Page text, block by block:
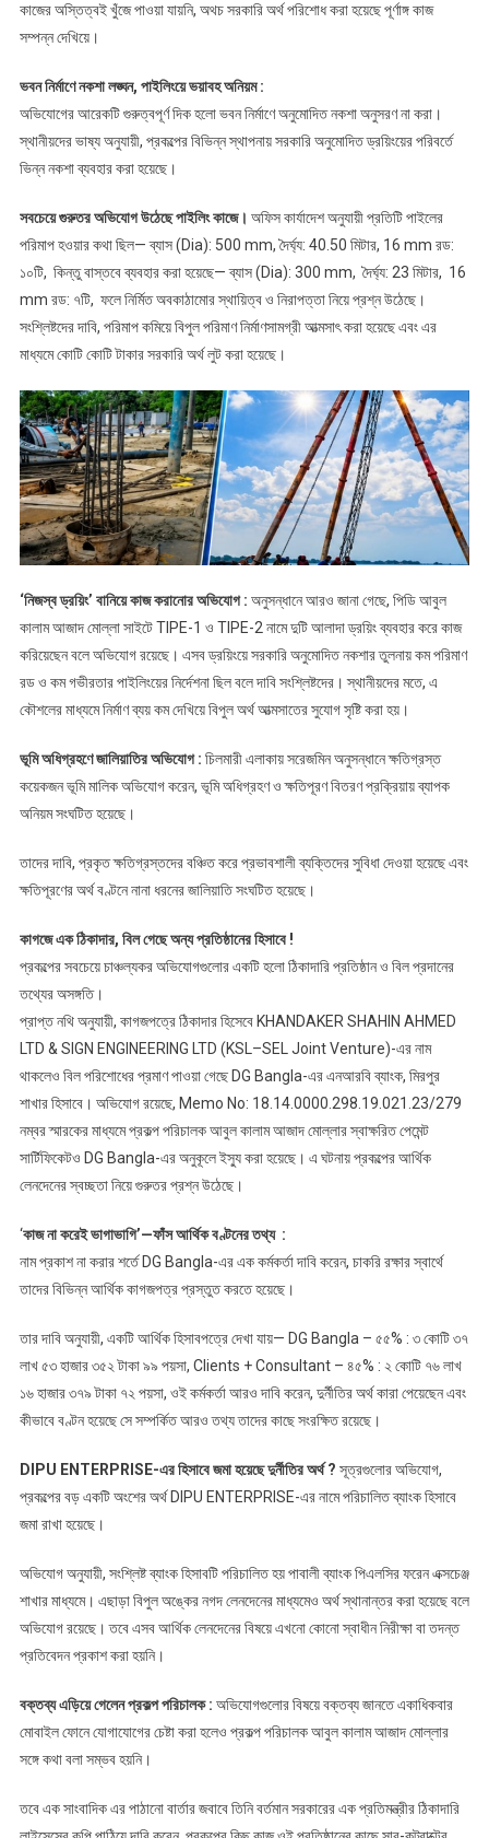
কাজের অস্তিত্বই খুঁজে পাওয়া যায়নি, অথচ সরকারি অর্থ পরিশোধ করা হয়েছে পূর্ণাঙ্গ কাজ
সম্পন্ন দেখিয়ে।
ভবন নির্মাণে নকশা লঙ্ঘন, পাইলিংয়ে ভয়াবহ অনিয়ম :
অভিযোগের আরেকটি গুরুত্বপূর্ণ দিক হলো ভবন নির্মাণে অনুমোদিত নকশা অনুসরণ না করা।
স্থানীয়দের ভাষ্য অনুযায়ী, প্রকল্পের বিভিন্ন স্থাপনায় সরকারি অনুমোদিত ড্রয়িংয়ের পরিবর্তে
ভিন্ন নকশা ব্যবহার করা হয়েছে।
সবচেয়ে গুরুতর অভিযোগ উঠেছে পাইলিং কাজে। অফিস কার্যাদেশ অনুযায়ী প্রতিটি পাইলের
পরিমাপ হওয়ার কথা ছিল— ব্যাস (Dia): 500 mm, দৈর্ঘ্য: 40.50 মিটার, 16 mm রড:
১০টি, কিন্তু বাস্তবে ব্যবহার করা হয়েছে— ব্যাস (Dia): 300 mm, দৈর্ঘ্য: 23 মিটার, 16
mm রড: ৭টি, ফলে নির্মিত অবকাঠামোর স্থায়িত্ব ও নিরাপত্তা নিয়ে প্রশ্ন উঠেছে।
সংশ্লিষ্টদের দাবি, পরিমাপ কমিয়ে বিপুল পরিমাণ নির্মাণসামগ্রী আত্মসাৎ করা হয়েছে এবং এর
মাধ্যমে কোটি কোটি টাকার সরকারি অর্থ লুট করা হয়েছে।
‘নিজস্ব ড্রয়িং’ বানিয়ে কাজ করানোর অভিযোগ : অনুসন্ধানে আরও জানা গেছে, পিডি আবুল
কালাম আজাদ মোল্লা সাইটে TIPE-1 ও TIPE-2 নামে দুটি আলাদা ড্রয়িং ব্যবহার করে কাজ
করিয়েছেন বলে অভিযোগ রয়েছে। এসব ড্রয়িংয়ে সরকারি অনুমোদিত নকশার তুলনায় কম পরিমাণ
রড ও কম গভীরতার পাইলিংয়ের নির্দেশনা ছিল বলে দাবি সংশ্লিষ্টদের। স্থানীয়দের মতে, এ
কৌশলের মাধ্যমে নির্মাণ ব্যয় কম দেখিয়ে বিপুল অর্থ আত্মসাতের সুযোগ সৃষ্টি করা হয়।
ভূমি অধিগ্রহণে জালিয়াতির অভিযোগ : চিলমারী এলাকায় সরেজমিন অনুসন্ধানে ক্ষতিগ্রস্ত
কয়েকজন ভূমি মালিক অভিযোগ করেন, ভূমি অধিগ্রহণ ও ক্ষতিপূরণ বিতরণ প্রক্রিয়ায় ব্যাপক
অনিয়ম সংঘটিত হয়েছে।
তাদের দাবি, প্রকৃত ক্ষতিগ্রস্তদের বঞ্চিত করে প্রভাবশালী ব্যক্তিদের সুবিধা দেওয়া হয়েছে এবং
ক্ষতিপূরণের অর্থ বণ্টনে নানা ধরনের জালিয়াতি সংঘটিত হয়েছে।
কাগজে এক ঠিকাদার, বিল গেছে অন্য প্রতিষ্ঠানের হিসাবে !
প্রকল্পের সবচেয়ে চাঞ্চল্যকর অভিযোগগুলোর একটি হলো ঠিকাদারি প্রতিষ্ঠান ও বিল প্রদানের
তথ্যের অসঙ্গতি।
প্রাপ্ত নথি অনুযায়ী, কাগজপত্রে ঠিকাদার হিসেবে KHANDAKER SHAHIN AHMED
LTD & SIGN ENGINEERING LTD (KSL–SEL Joint Venture)-এর নাম
থাকলেও বিল পরিশোধের প্রমাণ পাওয়া গেছে DG Bangla-এর এনআরবি ব্যাংক, মিরপুর
শাখার হিসাবে। অভিযোগ রয়েছে, Memo No: 18.14.0000.298.19.021.23/279
নম্বর স্মারকের মাধ্যমে প্রকল্প পরিচালক আবুল কালাম আজাদ মোল্লার স্বাক্ষরিত পেমেন্ট
সার্টিফিকেটও DG Bangla-এর অনুকূলে ইস্যু করা হয়েছে। এ ঘটনায় প্রকল্পের আর্থিক
লেনদেনের স্বচ্ছতা নিয়ে গুরুতর প্রশ্ন উঠেছে।
‘কাজ না করেই ভাগাভাগি’—ফাঁস আর্থিক বণ্টনের তথ্য :
নাম প্রকাশ না করার শর্তে DG Bangla-এর এক কর্মকর্তা দাবি করেন, চাকরি রক্ষার স্বার্থে
তাদের বিভিন্ন আর্থিক কাগজপত্র প্রস্তুত করতে হয়েছে।
তার দাবি অনুযায়ী, একটি আর্থিক হিসাবপত্রে দেখা যায়— DG Bangla – ৫৫% : ৩ কোটি ৩৭
লাখ ৫৩ হাজার ৩৫২ টাকা ৯৯ পয়সা, Clients + Consultant – ৪৫% : ২ কোটি ৭৬ লাখ
১৬ হাজার ৩৭৯ টাকা ৭২ পয়সা, ওই কর্মকর্তা আরও দাবি করেন, দুর্নীতির অর্থ কারা পেয়েছেন এবং
কীভাবে বণ্টন হয়েছে সে সম্পর্কিত আরও তথ্য তাদের কাছে সংরক্ষিত রয়েছে।
DIPU ENTERPRISE-এর হিসাবে জমা হয়েছে দুর্নীতির অর্থ ? সূত্রগুলোর অভিযোগ,
প্রকল্পের বড় একটি অংশের অর্থ DIPU ENTERPRISE-এর নামে পরিচালিত ব্যাংক হিসাবে
জমা রাখা হয়েছে।
অভিযোগ অনুযায়ী, সংশ্লিষ্ট ব্যাংক হিসাবটি পরিচালিত হয় পাবালী ব্যাংক পিএলসির ফরেন এক্সচেঞ্জ
শাখার মাধ্যমে। এছাড়া বিপুল অঙ্কের নগদ লেনদেনের মাধ্যমেও অর্থ স্থানান্তর করা হয়েছে বলে
অভিযোগ রয়েছে। তবে এসব আর্থিক লেনদেনের বিষয়ে এখনো কোনো স্বাধীন নিরীক্ষা বা তদন্ত
প্রতিবেদন প্রকাশ করা হয়নি।
বক্তব্য এড়িয়ে গেলেন প্রকল্প পরিচালক : অভিযোগগুলোর বিষয়ে বক্তব্য জানতে একাধিকবার
মোবাইল ফোনে যোগাযোগের চেষ্টা করা হলেও প্রকল্প পরিচালক আবুল কালাম আজাদ মোল্লার
সঙ্গে কথা বলা সম্ভব হয়নি।
তবে এক সাংবাদিক এর পাঠানো বার্তার জবাবে তিনি বর্তমান সরকারের এক প্রতিমন্ত্রীর ঠিকাদারি